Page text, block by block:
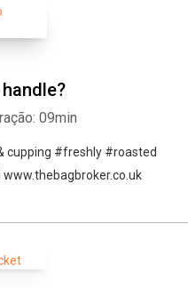
09min
cupping #freshly #roasted